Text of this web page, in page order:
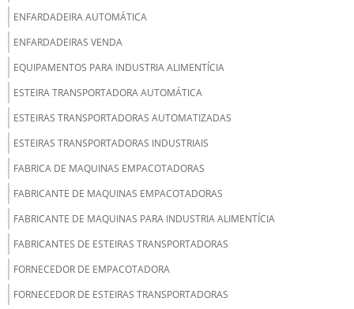
ENFARDADEIRA AUTOMÁTICA
ENFARDADEIRAS VENDA
EQUIPAMENTOS PARA INDUSTRIA ALIMENTÍCIA
ESTEIRA TRANSPORTADORA AUTOMÁTICA
ESTEIRAS TRANSPORTADORAS AUTOMATIZADAS
ESTEIRAS TRANSPORTADORAS INDUSTRIAIS
FABRICA DE MAQUINAS EMPACOTADORAS
FABRICANTE DE MAQUINAS EMPACOTADORAS
FABRICANTE DE MAQUINAS PARA INDUSTRIA ALIMENTÍCIA
FABRICANTES DE ESTEIRAS TRANSPORTADORAS
FORNECEDOR DE EMPACOTADORA
FORNECEDOR DE ESTEIRAS TRANSPORTADORAS